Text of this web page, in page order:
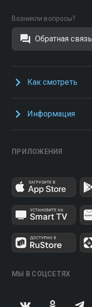
Возникли вопросы?
Обратная связь
Как смотреть
Информация
ПРИЛОЖЕНИЯ
МЫ В СОЦСЕТЯХ